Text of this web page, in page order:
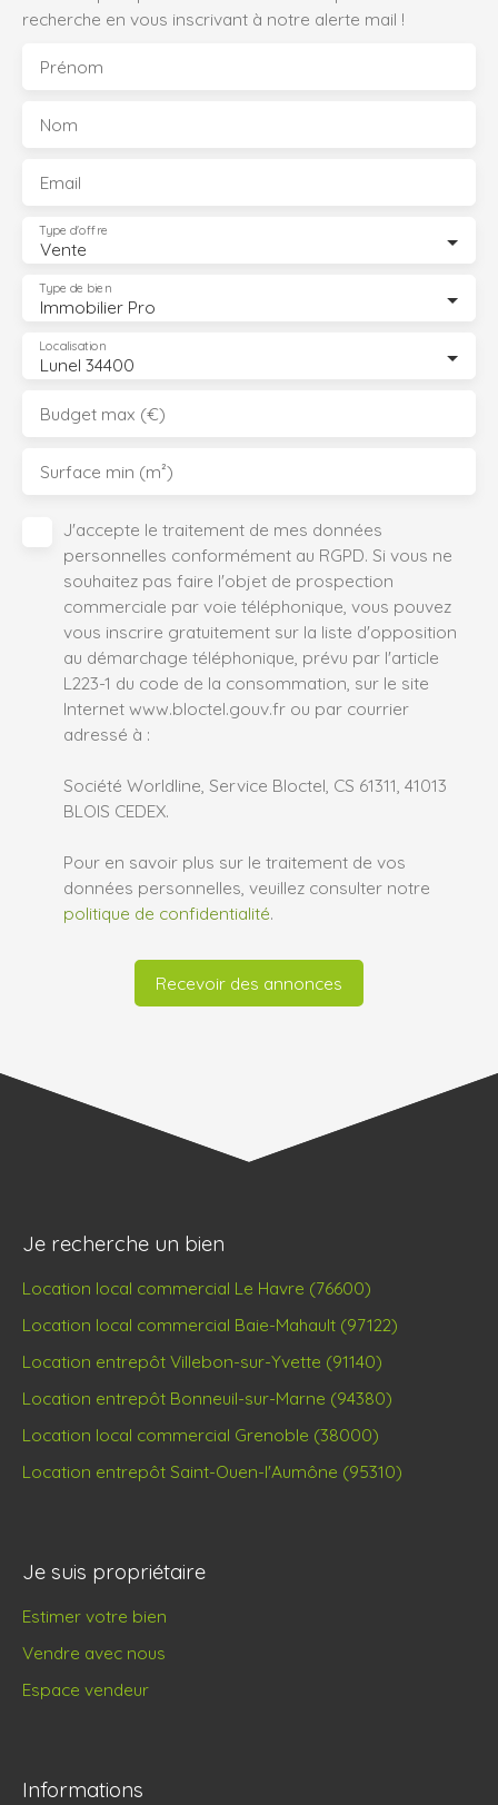
recherche en vous inscrivant à notre alerte mail !
Prénom
Nom
Email
Vente
Type d'offre
Immobilier Pro
Type de bien
Lunel 34400
Localisation
Budget max (€)
Surface min (m²)
J'accepte le traitement de mes données
personnelles conformément au RGPD. Si vous ne
souhaitez pas faire l'objet de prospection
commerciale par voie téléphonique, vous pouvez
vous inscrire gratuitement sur la liste d'opposition
au démarchage téléphonique, prévu par l'article
L223-1 du code de la consommation, sur le site
Internet www.bloctel.gouv.fr ou par courrier
adressé à :
Société Worldline, Service Bloctel, CS 61311, 41013
BLOIS CEDEX.
Pour en savoir plus sur le traitement de vos
données personnelles, veuillez consulter notre
politique de confidentialité.
Recevoir des annonces
Je recherche un bien
Location local commercial Le Havre (76600)
Location local commercial Baie-Mahault (97122)
Location entrepôt Villebon-sur-Yvette (91140)
Location entrepôt Bonneuil-sur-Marne (94380)
Location local commercial Grenoble (38000)
Location entrepôt Saint-Ouen-l'Aumône (95310)
Je suis propriétaire
Estimer votre bien
Vendre avec nous
Espace vendeur
Informations